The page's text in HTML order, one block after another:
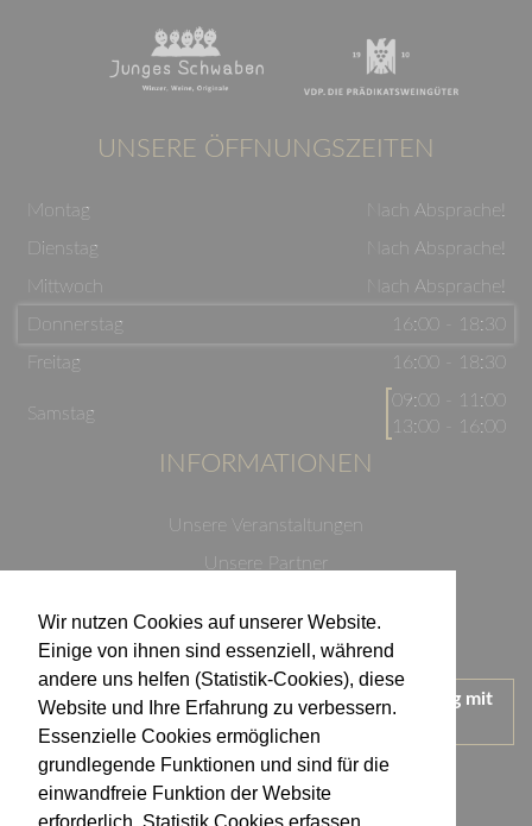
Wir nutzen Cookies auf unserer Website.
Einige von ihnen sind essenziell, während
andere uns helfen (Statistik-Cookies), diese
Website und Ihre Erfahrung zu verbessern.
Essenzielle Cookies ermöglichen
grundlegende Funktionen und sind für die
einwandfreie Funktion der Website
UNSERE ÖFFNUNGSZEITEN
Montag
Nach Absprache!
Dienstag
Nach Absprache!
Mittwoch
Nach Absprache!
Donnerstag
16:00 - 18:30
Freitag
16:00 - 18:30
Samstag
09:00 - 11:00
13:00 - 16:00
INFORMATIONEN
Unsere Veranstaltungen
Unsere Partner
Impressum
Wir treten für einen verantwortungsvollen Umgang mit
Alkohol ein.
KONTAKT